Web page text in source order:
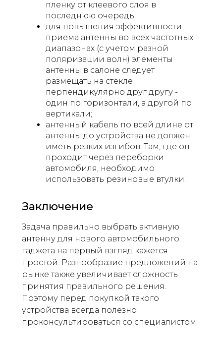
пленку от клеевого слоя в
последнюю очередь;
для повышения эффективности
приема антенны во всех частотных
диапазонах (с учетом разной
поляризации волн) элементы
антенны в салоне следует
размещать на стекле
перпендикулярно друг другу -
один по горизонтали, а другой по
вертикали;
антенный кабель по всей длине от
антенны до устройства не должен
иметь резких изгибов. Там, где он
проходит через переборки
автомобиля, необходимо
использовать резиновые втулки.
Заключение
Задача правильно выбрать активную
антенну для нового автомобильного
гаджета на первый взгляд кажется
простой. Разнообразие предложений на
рынке также увеличивает сложность
принятия правильного решения.
Поэтому перед покупкой такого
устройства всегда полезно
проконсультироваться со специалистом.